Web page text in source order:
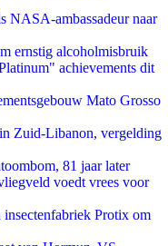
NASA-ambassadeur naar
ernstig alcoholmisbruik
achievements dit
Mato Grosso
Zuid-Libanon, vergelding
81 jaar later
voedt vrees voor
Protix om